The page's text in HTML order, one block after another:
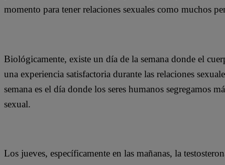
momento para tener relaciones sexuales como muchos
Biológicamente, existe un día de la semana donde el
una experiencia satisfactoria durante las relaciones
semana es el día donde los seres humanos segregamos
sexual.
Los jueves, específicamente en las mañanas, la